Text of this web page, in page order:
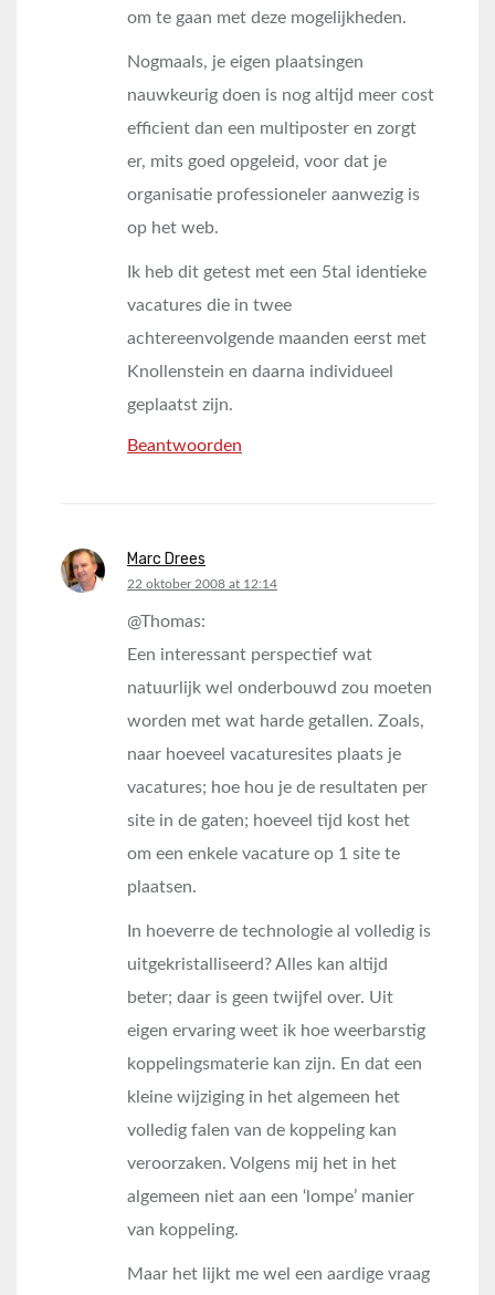
om te gaan met deze mogelijkheden.
Nogmaals, je eigen plaatsingen
nauwkeurig doen is nog altijd meer cost
efficient dan een multiposter en zorgt
er, mits goed opgeleid, voor dat je
organisatie professioneler aanwezig is
op het web.
Ik heb dit getest met een 5tal identieke
vacatures die in twee
achtereenvolgende maanden eerst met
Knollenstein en daarna individueel
geplaatst zijn.
Beantwoorden
Marc Drees
says:
22 oktober 2008 at 12:14
@Thomas:
Een interessant perspectief wat
natuurlijk wel onderbouwd zou moeten
worden met wat harde getallen. Zoals,
naar hoeveel vacaturesites plaats je
vacatures; hoe hou je de resultaten per
site in de gaten; hoeveel tijd kost het
om een enkele vacature op 1 site te
plaatsen.
In hoeverre de technologie al volledig is
uitgekristalliseerd? Alles kan altijd
beter; daar is geen twijfel over. Uit
eigen ervaring weet ik hoe weerbarstig
koppelingsmaterie kan zijn. En dat een
kleine wijziging in het algemeen het
volledig falen van de koppeling kan
veroorzaken. Volgens mij het in het
algemeen niet aan een ‘lompe’ manier
van koppeling.
Maar het lijkt me wel een aardige vraag